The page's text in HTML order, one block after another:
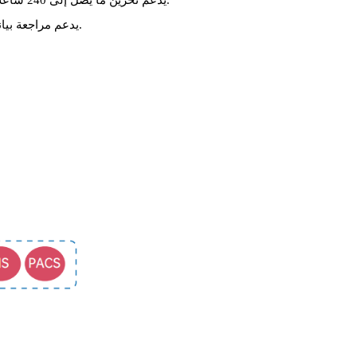
يدعم مراجعة بيانات مراقبة المداخل المرضى.